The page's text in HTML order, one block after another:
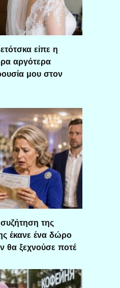
είπε η
αργότερα
μου στον
της
έκανε ένα δώρο
θα ξεχνούσε ποτέ